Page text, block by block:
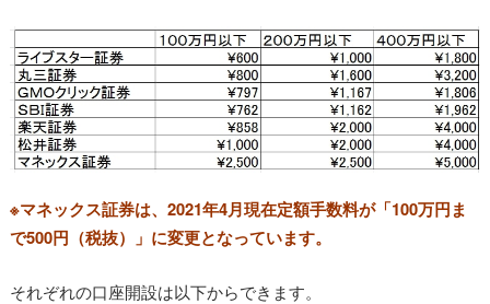
※マネックス証券は、2021年4月現在定額手数料が「100万円ま
で500円（税抜）」に変更となっています。
それぞれの口座開設は以下からできます。